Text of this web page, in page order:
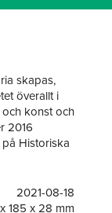
skapas,
överallt i
konst och
2016
Historiska
år med
pågick,
Trump
2021-08-18
185 x 28 mm